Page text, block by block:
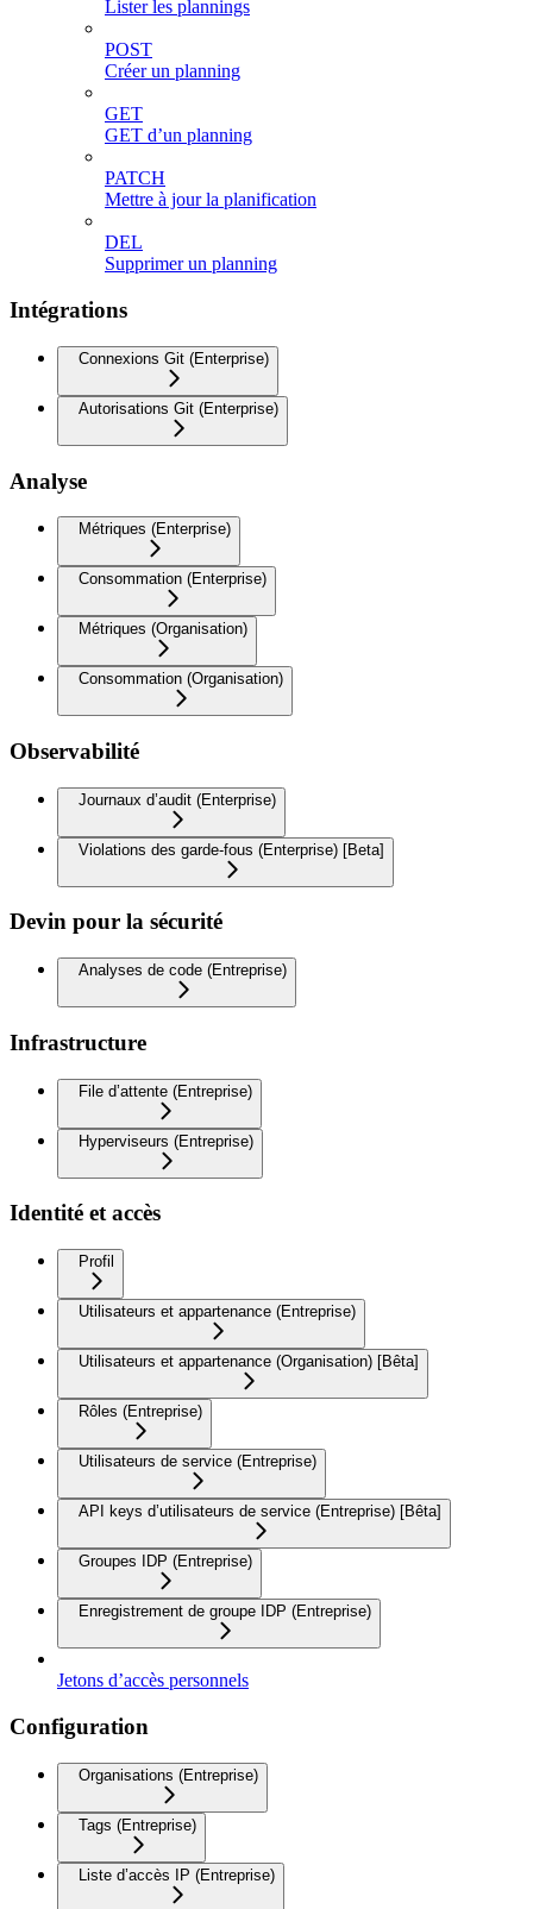
Lister les plannings
POST
Créer un planning
GET
GET d’un planning
PATCH
Mettre à jour la planification
DEL
Supprimer un planning
Intégrations
Connexions Git (Enterprise)
Autorisations Git (Enterprise)
Analyse
Métriques (Enterprise)
Consommation (Enterprise)
Métriques (Organisation)
Consommation (Organisation)
Observabilité
Journaux d’audit (Enterprise)
Violations des garde-fous (Enterprise) [Beta]
Devin pour la sécurité
Analyses de code (Entreprise)
Infrastructure
File d’attente (Entreprise)
Hyperviseurs (Entreprise)
Identité et accès
Profil
Utilisateurs et appartenance (Entreprise)
Utilisateurs et appartenance (Organisation) [Bêta]
Rôles (Entreprise)
Utilisateurs de service (Entreprise)
API keys d’utilisateurs de service (Entreprise) [Bêta]
Groupes IDP (Entreprise)
Enregistrement de groupe IDP (Entreprise)
Jetons d’accès personnels
Configuration
Organisations (Entreprise)
Tags (Entreprise)
Liste d’accès IP (Entreprise)